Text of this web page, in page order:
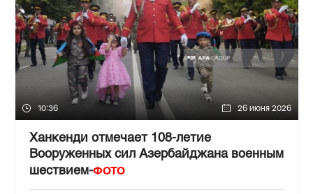
10:36 26 июня 2026
Ханкенди отмечает 108-летие
Вооруженных сил Азербайджана военным
шествием-ФОТО